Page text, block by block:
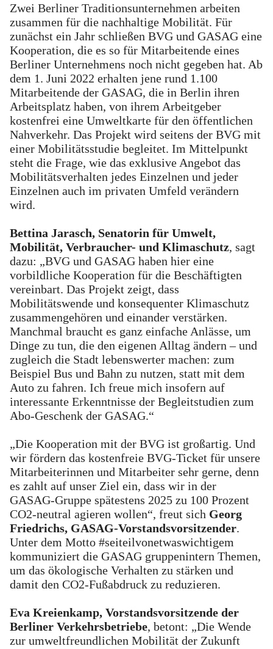
Zwei Berliner Traditionsunternehmen arbeiten
zusammen für die nachhaltige Mobilität. Für
zunächst ein Jahr schließen BVG und GASAG eine
Kooperation, die es so für Mitarbeitende eines
Berliner Unternehmens noch nicht gegeben hat. Ab
dem 1. Juni 2022 erhalten jene rund 1.100
Mitarbeitende der GASAG, die in Berlin ihren
Arbeitsplatz haben, von ihrem Arbeitgeber
kostenfrei eine Umweltkarte für den öffentlichen
Nahverkehr. Das Projekt wird seitens der BVG mit
einer Mobilitätsstudie begleitet. Im Mittelpunkt
steht die Frage, wie das exklusive Angebot das
Mobilitätsverhalten jedes Einzelnen und jeder
Einzelnen auch im privaten Umfeld verändern
wird.
Bettina Jarasch, Senatorin für Umwelt,
Mobilität, Verbraucher- und Klimaschutz, sagt
dazu: „BVG und GASAG haben hier eine
vorbildliche Kooperation für die Beschäftigten
vereinbart. Das Projekt zeigt, dass
Mobilitätswende und konsequenter Klimaschutz
zusammengehören und einander verstärken.
Manchmal braucht es ganz einfache Anlässe, um
Dinge zu tun, die den eigenen Alltag ändern – und
zugleich die Stadt lebenswerter machen: zum
Beispiel Bus und Bahn zu nutzen, statt mit dem
Auto zu fahren. Ich freue mich insofern auf
interessante Erkenntnisse der Begleitstudien zum
Abo-Geschenk der GASAG.“
„Die Kooperation mit der BVG ist großartig. Und
wir fördern das kostenfreie BVG-Ticket für unsere
Mitarbeiterinnen und Mitarbeiter sehr gerne, denn
es zahlt auf unser Ziel ein, dass wir in der
GASAG-Gruppe spätestens 2025 zu 100 Prozent
CO2-neutral agieren wollen“, freut sich Georg
Friedrichs, GASAG-Vorstandsvorsitzender.
Unter dem Motto #seiteilvonetwaswichtigem
kommuniziert die GASAG gruppenintern Themen,
um das ökologische Verhalten zu stärken und
damit den CO2-Fußabdruck zu reduzieren.
Eva Kreienkamp, Vorstandsvorsitzende der
Berliner Verkehrsbetriebe, betont: „Die Wende
zur umweltfreundlichen Mobilität der Zukunft